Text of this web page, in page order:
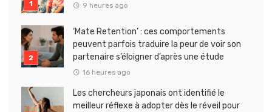
9 heures ago
‘Mate Retention’ : ces comportements
peuvent parfois traduire la peur de voir son
partenaire s’éloigner d’après une étude
16 heures ago
Les chercheurs japonais ont identifié le
meilleur réflexe à adopter dès le réveil pour